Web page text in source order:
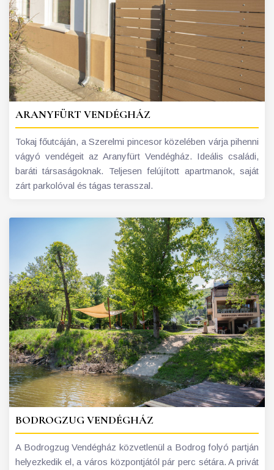
ARANYFÜRT VENDÉGHÁZ
Tokaj főutcáján, a Szerelmi pincesor közelében várja pihenni
vágyó vendégeit az Aranyfürt Vendégház. Ideális családi,
baráti társaságoknak. Teljesen felújított apartmanok, saját
zárt parkolóval és tágas terasszal.
BODROGZUG VENDÉGHÁZ
A Bodrogzug Vendégház közvetlenül a Bodrog folyó partján
helyezkedik el, a város központjától pár perc sétára. A privát